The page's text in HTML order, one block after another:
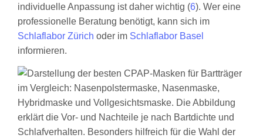
individuelle Anpassung ist daher wichtig (6). Wer eine
professionelle Beratung benötigt, kann sich im
Schlaflabor Zürich oder im Schlaflabor Basel
informieren.